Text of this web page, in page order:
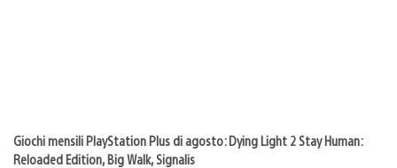
Giochi mensili PlayStation Plus di agosto: Dying Light 2 Stay Human:
Reloaded Edition, Big Walk, Signalis